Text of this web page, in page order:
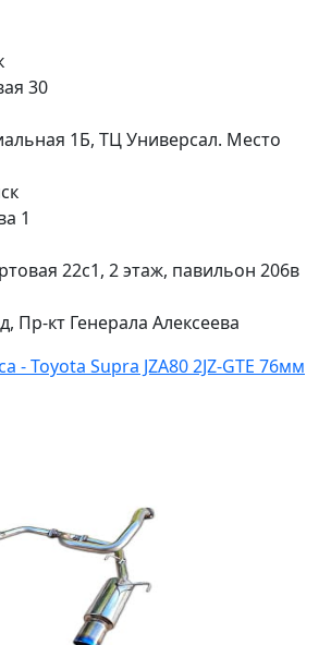
30
1Б, ТЦ Универсал. Место
1
22с1, 2 этаж, павильон 206в
Пр-кт Генерала Алексеева
- Toyota Supra JZA80 2JZ-GTE 76мм